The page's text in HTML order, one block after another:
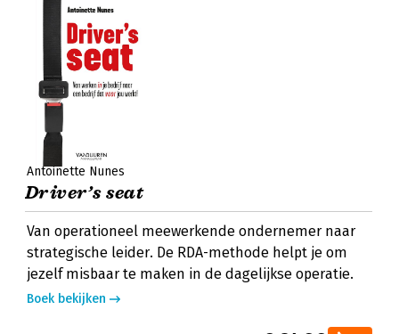
Antoinette Nunes
Driver’s seat
Van operationeel meewerkende ondernemer naar
strategische leider. De RDA-methode helpt je om
jezelf misbaar te maken in de dagelijkse operatie.
Boek bekijken